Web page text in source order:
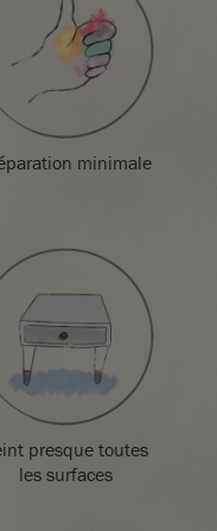
varier selon vos
garantir que les
écran
réelles. En cas de
un nuancier ou un
d’élimination
minimale
presque toutes
les surfaces